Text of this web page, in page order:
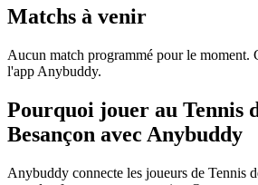
Matchs à venir
Aucun match programmé pour le moment.
l'app Anybuddy.
Pourquoi jouer au Tennis
Besançon avec Anybuddy
Anybuddy connecte les joueurs de Tennis